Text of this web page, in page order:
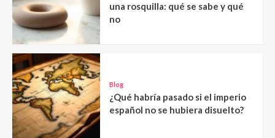
una rosquilla: qué se sabe y qué
no
Blog
¿Qué habría pasado si el imperio
español no se hubiera disuelto?